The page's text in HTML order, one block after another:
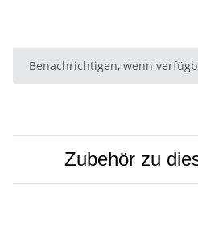
Benachrichtigen, wenn
Zubehör zu